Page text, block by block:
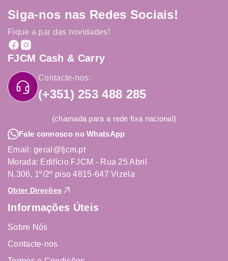
Siga-nos nas Redes Sociais!
Fique a par das novidades!
FJCM Cash & Carry
Contacte-nos:
(+351) 253 488 285
(chamada para a rede fixa nacional)
Fale connosco no WhatsApp
Email: geral@fjcm.pt
Morada: Edifício FJCM - Rua 25 Abril
N.306, 1º/2º piso 4815-647 Vizela
Obter Direções
Informações Úteis
Sobre Nós
Contacte-nos